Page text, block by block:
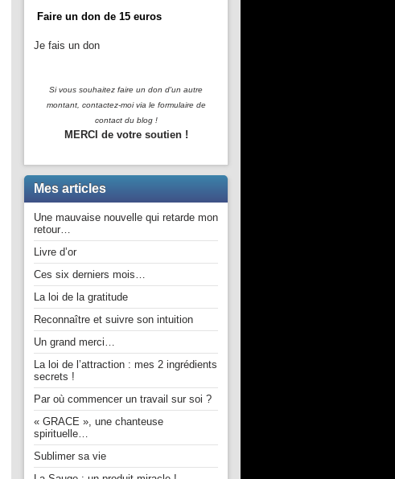
Faire un don de 15 euros
Je fais un don
Si vous souhaitez faire un don d'un autre
montant, contactez-moivia le formulaire de
contact du blog !
MERCI de votre soutien !
Mes articles
Une mauvaise nouvelle qui retarde mon
retour…
Livre d’or
Ces six derniers mois…
La loi de la gratitude
Reconnaître et suivre son intuition
Un grand merci…
La loi de l’attraction : mes 2 ingrédients
secrets !
Par où commencer un travail sur soi ?
« GRACE », une chanteuse
spirituelle…
Sublimer sa vie